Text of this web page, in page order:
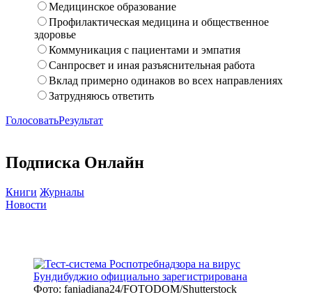
Медицинское образование
Профилактическая медицина и общественное
здоровье
Коммуникация с пациентами и эмпатия
Санпросвет и иная разъяснительная работа
Вклад примерно одинаков во всех направлениях
Затрудняюсь ответить
ГолосоватьРезультат
Подписка Онлайн
Книги Журналы
Новости
Фото: faniadiana24/FOTODOM/Shutterstock